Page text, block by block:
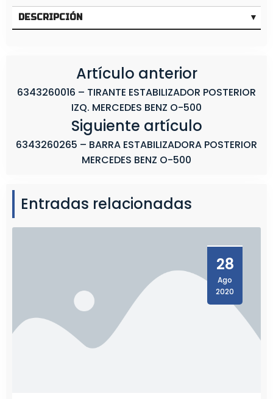
1
1
B
DESCRIPCIÓN
Artículo anterior
6343260016 – TIRANTE ESTABILIZADOR POSTERIOR
IZQ. MERCEDES BENZ O-500
Siguiente artículo
6343260265 – BARRA ESTABILIZADORA POSTERIOR
MERCEDES BENZ O-500
Entradas relacionadas
28
Ago
2020